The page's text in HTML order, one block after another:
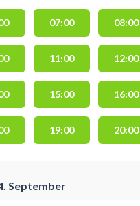
07:00 08:00
11:00 12:00
15:00 16:00
19:00 20:00
September